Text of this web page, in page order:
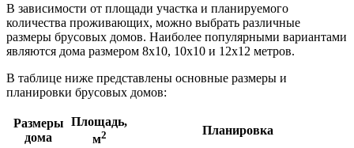
В зависимости от площади участка и планируемого
количества проживающих, можно выбрать различные
размеры брусовых домов. Наиболее популярными вариантами
являются дома размером 8х10, 10х10 и 12х12 метров.
В таблице ниже представлены основные размеры и
планировки брусовых домов:
Размеры
дома
Площадь,
м2 Планировка